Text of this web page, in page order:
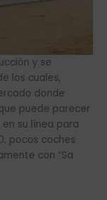
y se
los cuales,
donde
puede parecer
su línea para
pocos coches
con “Sa